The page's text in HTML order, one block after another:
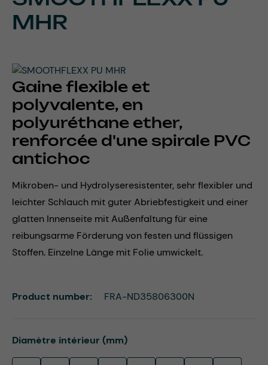
MHR
Gaine flexible et
polyvalente, en
polyuréthane ether,
renforcée d'une spirale PVC
antichoc
Mikroben- und Hydrolyseresistenter, sehr flexibler und
leichter Schlauch mit guter Abriebfestigkeit und einer
glatten Innenseite mit Außenfaltung für eine
reibungsarme Förderung von festen und flüssigen
Stoffen. Einzelne Länge mit Folie umwickelt.
Select
Diamètre intérieur (mm)
Product number: FRA-ND35806300N